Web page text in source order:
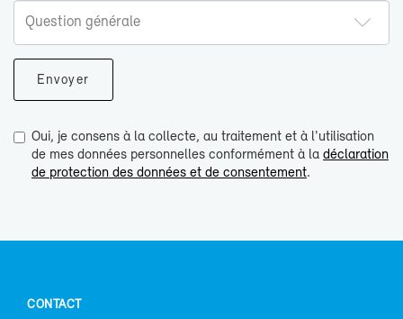
Oui, je consens à la collecte, au traitement et à l'utilisation
de mes données personnelles conformément à la déclaration
de protection des données et de consentement.
CONTACT